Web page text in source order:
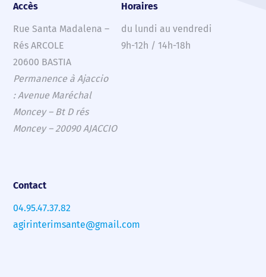
Accès
Rue Santa Madalena –
Rés ARCOLE
20600 BASTIA
Permanence à Ajaccio
: Avenue Maréchal
Moncey – Bt D rés
Moncey – 20090 AJACCIO
Horaires
du lundi au vendredi
9h-12h / 14h-18h
Contact
04.95.47.37.82
agirinterimsante@gmail.com